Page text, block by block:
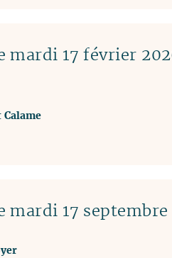
17 février
17 septembre